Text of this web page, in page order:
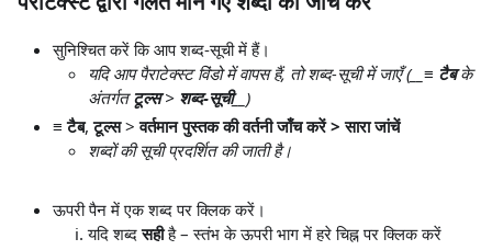
सुनिश्चित करें कि आप शब्द-सूची में हैं।
यदि आप पैराटेक्स्ट विंडो में वापस हैं, तो शब्द-सूची में जाएँ (__ ≡ टैब के
अंतर्गत टूल्स > शब्द-सूची__)
≡ टैब,टूल्स>वर्तमान पुस्तक की वर्तनी जाँच करें > सारा जांचें
शब्दों की सूची प्रदर्शित की जाती है।
ऊपरी पैन में एक शब्द पर क्लिक करें।
यदि शब्दसहीहै – स्तंभ के ऊपरी भाग में हरे चिह्न पर क्लिक करें